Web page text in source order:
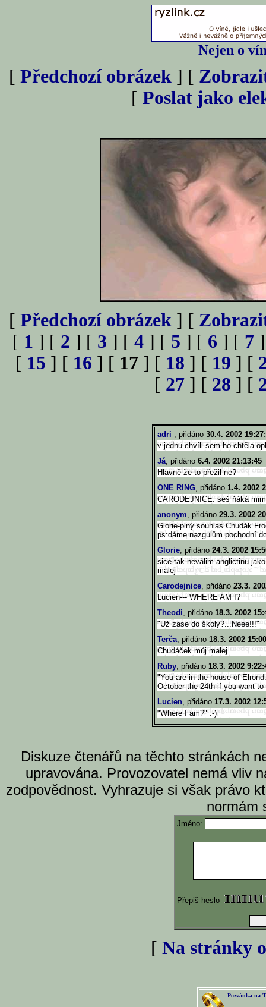
Nejen o
[ Předchozí obrázek ] [
[ Poslat jako
[ Předchozí obrázek ] [
[ 1 ] [ 2 ] [ 3 ] [ 4 ] [ 5 ] [ 6 ] [ 7
[ 15 ] [ 16 ] [ 17 ] [ 18 ] [ 19 ] [
[ 27 ] [ 28 ] [
adri , přidáno 30.4. 2002
v jednu chvíli sem ho chtěla
Já, přidáno 6.4. 2002 21:13:45
Hlavně že to přežil ne?
ONE RING, přidáno 1.4. 2002
CARODEJNICE: seš ňáká
anonym, přidáno 29.3. 2002
Glorie-plný souhlas.Chudák
ps:dáme nazgulům pochodní
Glorie, přidáno 24.3. 2002
sice tak neválim anglictinu
malej
Carodejnice, přidáno 23.3.
Lucien--- WHERE AM I?
Theodi, přidáno 18.3. 2002
"Už zase do školy?...Neee!!!"
Terča, přidáno 18.3. 2002
Chudáček můj malej.
Ruby, přidáno 18.3. 2002
"You are in the house of
October the 24th if you want to
Lucien, přidáno 17.3. 2002
"Where I am?" :-)
Diskuze čtenářů na těchto stránkách
upravována. Provozovatel nemá vliv
zodpovědnost. Vyhrazuje si však právo
normám
Jméno:
Přepiš heslo
[ Na stránky
Pozvánka na